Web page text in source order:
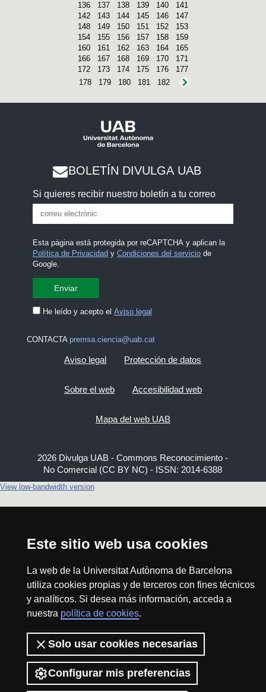
Este sitio web usa cookies
La web de la Universitat Autònoma de Barcelona
utiliza cookies propias y de terceros con fines técnicos
y analíticos. Si desea más información, acceda a
nuestra política de cookies.
Solo usar cookies necesarias
Configurar mis preferencias
136
137 138 139 140
141
142
143 144 145 146
147
148
149 150 151 152
153
154
155 156 157 158
159
160
161 162 163 164
165
166
167 168 169 170
171
172
173 174 175 176
177
178
179 180 181 182
BOLETÍN DIVULGA UAB
Si quieres recibir nuestro boletín a tu correo
Esta página está protegida por reCAPTCHA y aplican la
Política de Privacidady Condiciones del serviciode
Google.
He leído y acepto el Aviso legal
CONTACTA premsa.ciencia@uab.cat
Aviso legal Protección de datos
Sobre el web Accesibilidad web
Mapa del web UAB
2026 Divulga UAB - Commons Reconocimiento -
No Comercial (CC BY NC) - ISSN: 2014-6388
View low-bandwidth version